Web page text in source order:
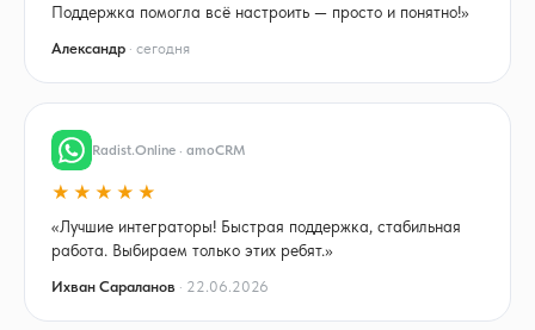
Поддержка помогла всё настроить — просто и понятно!»
Александр · сегодня
Radist.Online · amoCRM
★★★★★
«Лучшие интеграторы! Быстрая поддержка, стабильная
работа. Выбираем только этих ребят.»
Ихван Сараланов · 22.06.2026